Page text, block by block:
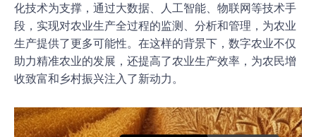
化技术为支撑，通过大数据、人工智能、物联网等技术手
段，实现对农业生产全过程的监测、分析和管理，为农业
生产提供了更多可能性。在这样的背景下，数字农业不仅
助力精准农业的发展，还提高了农业生产效率，为农民增
收致富和乡村振兴注入了新动力。